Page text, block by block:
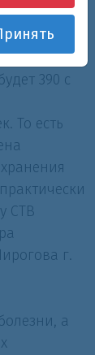
390 с
То есть
СТВ
г.
а